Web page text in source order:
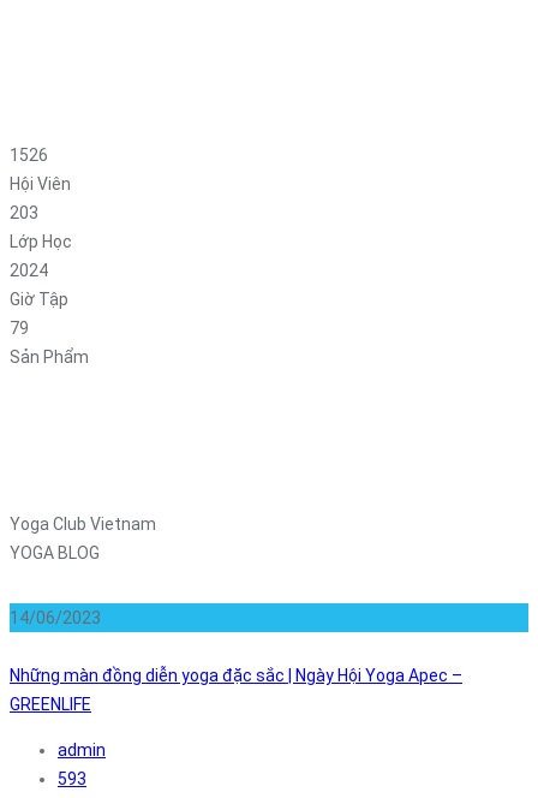
1526
Hội Viên
203
Lớp Học
2024
Giờ Tập
79
Sản Phẩm
Yoga Club Vietnam
YOGA BLOG
14/06/2023
Những màn đồng diễn yoga đặc sắc | Ngày Hội Yoga Apec –
GREENLIFE
admin
593